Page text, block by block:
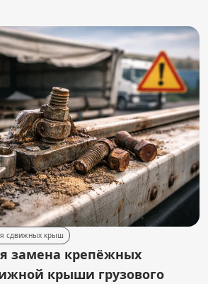
сдвижных крыш
замена крепёжных
крыши грузового